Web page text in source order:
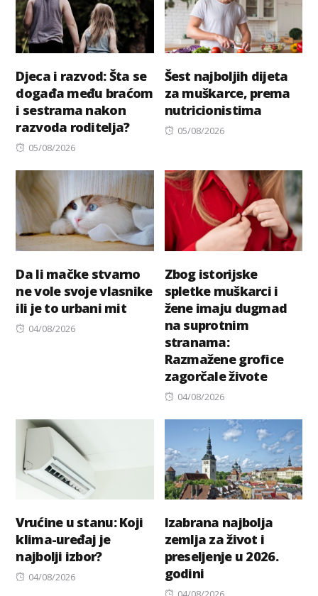
Djeca i razvod: Šta se
događa među braćom
i sestrama nakon
razvoda roditelja?
Posted
05/08/2026
Šest najboljih dijeta
za muškarce, prema
nutricionistima
Posted
05/08/2026
Da li mačke stvarno
ne vole svoje vlasnike
ili je to urbani mit
Posted
04/08/2026
Zbog istorijske
spletke muškarci i
žene imaju dugmad
na suprotnim
stranama:
Razmažene grofice
zagorčale živote
Posted
04/08/2026
Vrućine u stanu: Koji
klima-uređaj je
najbolji izbor?
Posted
04/08/2026
Izabrana najbolja
zemlja za život i
preseljenje u 2026.
godini
Posted